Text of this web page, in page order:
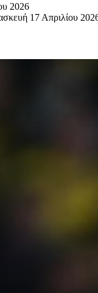
2026
17 Απριλίου